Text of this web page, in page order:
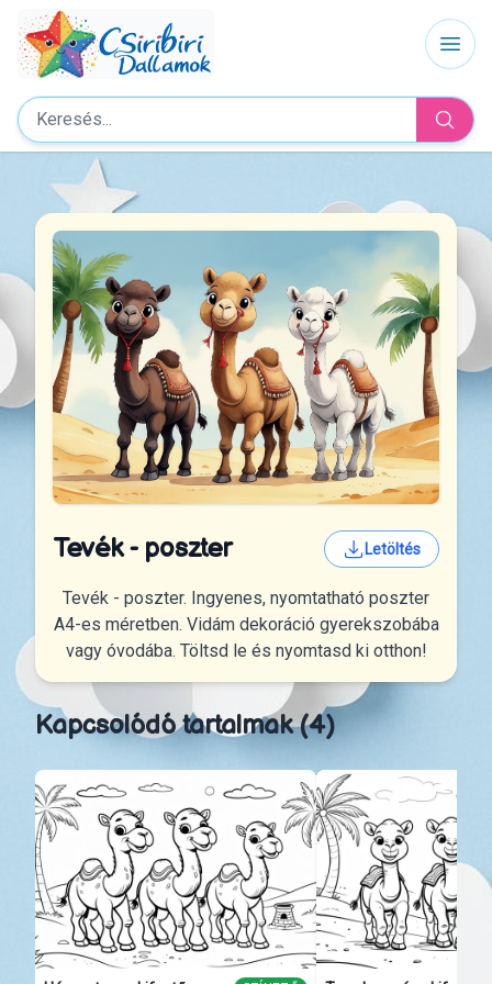
Tevék - poszter Letöltés
Tevék - poszter. Ingyenes, nyomtatható poszter
A4-es méretben. Vidám dekoráció gyerekszobába
vagy óvodába. Töltsd le és nyomtasd ki otthon!
Kapcsolódó tartalmak (4)